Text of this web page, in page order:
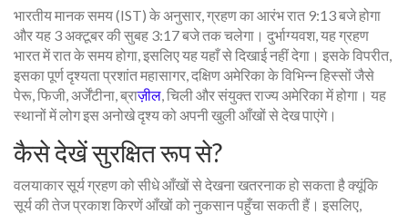
भारतीय मानक समय (IST) के अनुसार, ग्रहण का आरंभ रात 9:13 बजे होगा
और यह 3 अक्टूबर की सुबह 3:17 बजे तक चलेगा। दुर्भाग्यवश, यह ग्रहण
भारत में रात के समय होगा, इसलिए यह यहाँ से दिखाई नहीं देगा। इसके विपरीत,
इसका पूर्ण दृश्यता प्रशांत महासागर, दक्षिण अमेरिका के विभिन्न हिस्सों जैसे
पेरू, फिजी, अर्जेंटीना, ब्राज़ील, चिली और संयुक्त राज्य अमेरिका में होगा। यह
स्थानों में लोग इस अनोखे दृश्य को अपनी खुली आँखों से देख पाएंगे।
कैसे देखें सुरक्षित रूप से?
वलयाकार सूर्य ग्रहण को सीधे आँखों से देखना खतरनाक हो सकता है क्यूंकि
सूर्य की तेज प्रकाश किरणें आँखों को नुकसान पहुँचा सकती हैं। इसलिए,